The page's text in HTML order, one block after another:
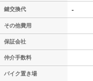
鍵交換代 -
その他費用
保証会社
仲介手数料
バイク置き場